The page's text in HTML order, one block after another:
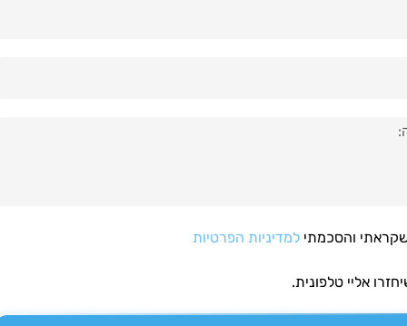
והסכמתילמדיניות הפרטיות
אליי טלפונית.